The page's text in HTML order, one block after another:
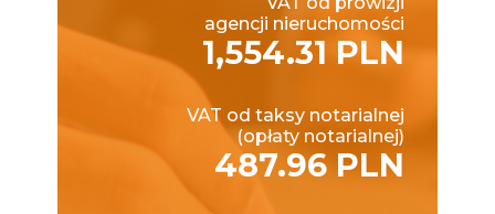
agencji nieruchomości
1,554.31 PLN
VAT od taksy notarialnej
(opłaty notarialnej)
487.96 PLN